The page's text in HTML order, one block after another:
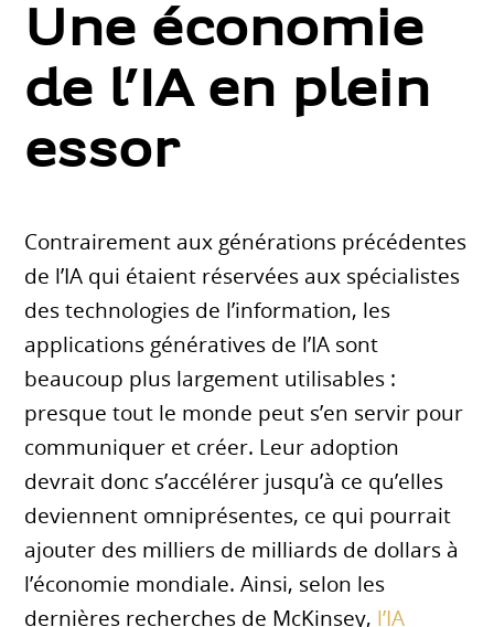
Une économie
de l’IA en plein
essor
Contrairement aux générations précédentes
de l’IA qui étaient réservées aux spécialistes
des technologies de l’information, les
applications génératives de l’IA sont
beaucoup plus largement utilisables :
presque tout le monde peut s’en servir pour
communiquer et créer. Leur adoption
devrait donc s’accélérer jusqu’à ce qu’elles
deviennent omniprésentes, ce qui pourrait
ajouter des milliers de milliards de dollars à
l’économie mondiale. Ainsi, selon les
dernières recherches de McKinsey, l’IA